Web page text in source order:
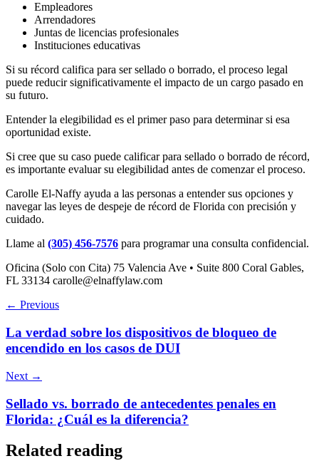
Empleadores
Arrendadores
Juntas de licencias profesionales
Instituciones educativas
Si su récord califica para ser sellado o borrado, el proceso legal
puede reducir significativamente el impacto de un cargo pasado en
su futuro.
Entender la elegibilidad es el primer paso para determinar si esa
oportunidad existe.
Si cree que su caso puede calificar para sellado o borrado de récord,
es importante evaluar su elegibilidad antes de comenzar el proceso.
Carolle El-Naffy ayuda a las personas a entender sus opciones y
navegar las leyes de despeje de récord de Florida con precisión y
cuidado.
Llame al (305) 456-7576 para programar una consulta confidencial.
Oficina (Solo con Cita) 75 Valencia Ave • Suite 800 Coral Gables,
FL 33134 carolle@elnaffylaw.com
← Previous
La verdad sobre los dispositivos de bloqueo de
encendido en los casos de DUI
Next →
Sellado vs. borrado de antecedentes penales en
Florida: ¿Cuál es la diferencia?
Related reading